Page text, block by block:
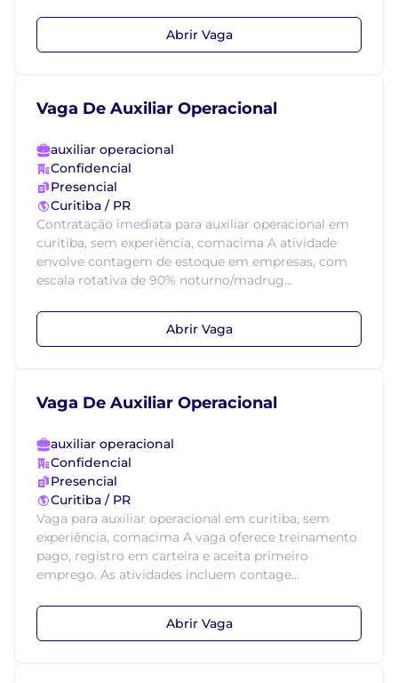
Abrir Vaga
Vaga De Auxiliar Operacional
auxiliar operacional
Confidencial
Presencial
Curitiba / PR
Contratação imediata para auxiliar operacional em
curitiba, sem experiência, comacima A atividade
envolve contagem de estoque em empresas, com
escala rotativa de 90% noturno/madrug...
Abrir Vaga
Vaga De Auxiliar Operacional
auxiliar operacional
Confidencial
Presencial
Curitiba / PR
Vaga para auxiliar operacional em curitiba, sem
experiência, comacima A vaga oferece treinamento
pago, registro em carteira e aceita primeiro
emprego. As atividades incluem contage...
Abrir Vaga